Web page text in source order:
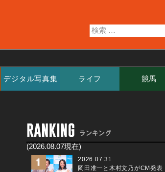
デジタル写真集 ライフ 競馬
(2026.08.07現在)
2026.07.31
岡田准一と木村文乃がCM発表